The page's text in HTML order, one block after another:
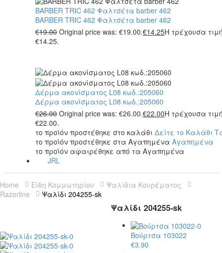
BARBER TRIC 462 Φαλτσέτα barber 462
BARBER TRIC 462 Φαλτσέτα barber 462
€19.00 Original price was: €19.00.€14.25Η τρέχουσα
€14.25.
Δέρμα ακονίσματος L08 κωδ.:205060
Δέρμα ακονίσματος L08 κωδ.:205060
€26.00 Original price was: €26.00.€22.00Η τρέχουσα
€22.00.
το προϊόν προστέθηκε στο καλάθι Δείτε το Καλάθι
το προϊόν προστέθηκε στα Αγαπημένα Αγαπημένα
το προϊόν αφαιρέθηκε από τα Αγαπημένα
JRL
Home Είδη Κομμωτηρίου
Ψαλίδια Κουρέματος
Razorline
Ψαλίδι 204255-sk
Ψαλίδι 204255-sk
Βούρτσα 103022
€3.90